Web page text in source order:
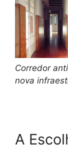
Corredor
nova
A